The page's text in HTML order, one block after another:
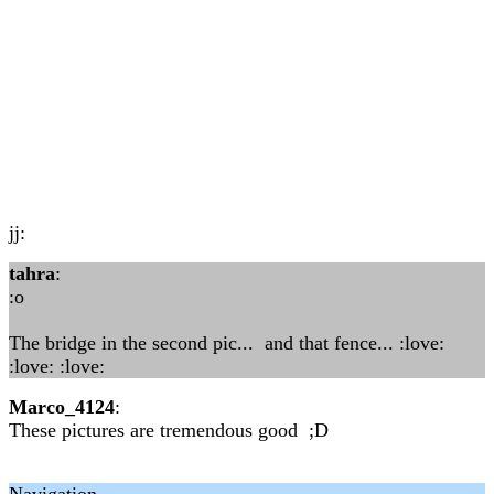
jj:
tahra:
:o
The bridge in the second pic... and that fence... :love:
:love: :love:
Marco_4124:
These pictures are tremendous good ;D